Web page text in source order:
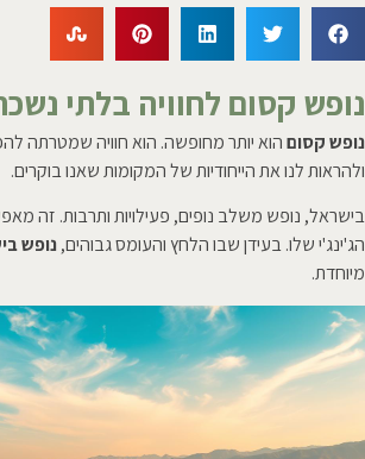
נופש קסום לחוויה בלתי
נופש קסוםהוא יותר מחופשה. הוא חוויה שמטרתה
ולהראות לנו את הייחודיות של המקומות שאנו בוקרים.
בישראל, נופש משלב נופים, פעילויות ותרבות. זה
הג'ינג'י שלו. בעידן שבו הלחץ והעומס גבוהים,נופש
מיוחדת.